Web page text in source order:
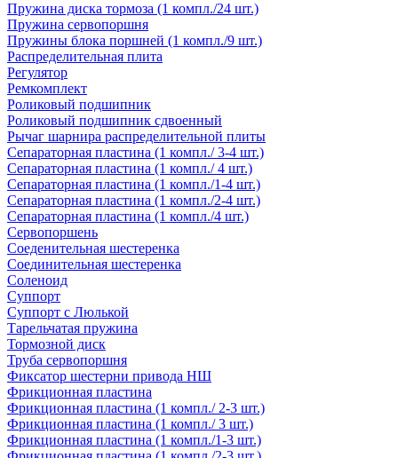
Пружина диска тормоза (1 компл./24 шт.)
Пружина сервопоршня
Пружины блока поршней (1 компл./9 шт.)
Распределительная плита
Регулятор
Ремкомплект
Роликовый подшипник
Роликовый подшипник сдвоенный
Рычаг шарнира распределительной плиты
Сепараторная пластина (1 компл./ 3-4 шт.)
Сепараторная пластина (1 компл./ 4 шт.)
Сепараторная пластина (1 компл./1-4 шт.)
Сепараторная пластина (1 компл./2-4 шт.)
Сепараторная пластина (1 компл./4 шт.)
Сервопоршень
Соеденительная шестеренка
Соединительная шестеренка
Соленоид
Суппорт
Суппорт с Люлькой
Тарельчатая пружина
Тормозной диск
Труба сервопоршня
Фиксатор шестерни привода НШ
Фрикционная пластина
Фрикционная пластина (1 компл./ 2-3 шт.)
Фрикционная пластина (1 компл./ 3 шт.)
Фрикционная пластина (1 компл./1-3 шт.)